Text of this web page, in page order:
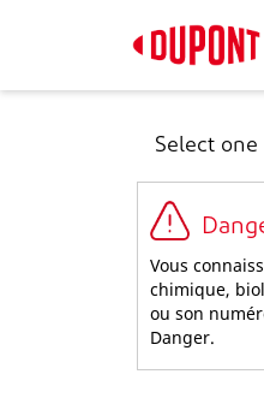
Select
Vous
chimique,
ou son
Danger.